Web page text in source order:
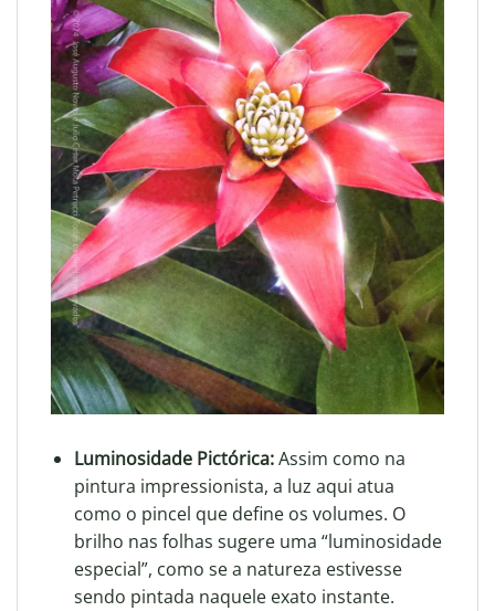
Luminosidade Pictórica:Assim como na
pintura impressionista, a luz aqui atua
como o pincel que define os volumes. O
brilho nas folhas sugere uma “luminosidade
especial”, como se a natureza estivesse
sendo pintada naquele exato instante.